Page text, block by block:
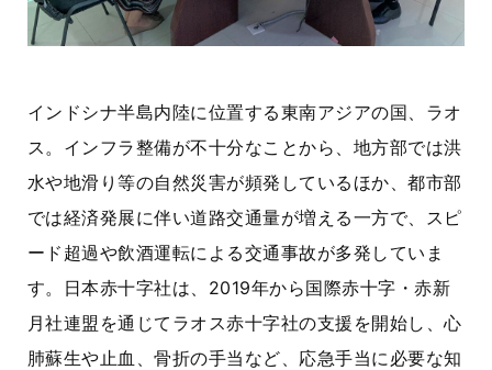
インドシナ半島内陸に位置する東南アジアの国、ラオ
ス。インフラ整備が不十分なことから、地方部では洪
水や地滑り等の自然災害が頻発しているほか、都市部
では経済発展に伴い道路交通量が増える一方で、スピ
ード超過や飲酒運転による交通事故が多発していま
す。日本赤十字社は、2019年から国際赤十字・赤新
月社連盟を通じてラオス赤十字社の支援を開始し、心
肺蘇生や止血、骨折の手当など、応急手当に必要な知